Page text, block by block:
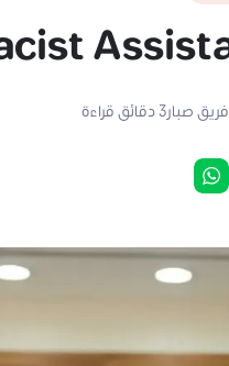
فريق صبار3دقائق قراءة